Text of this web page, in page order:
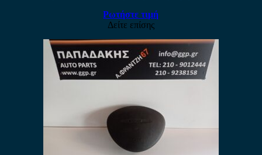
Ρωτήστε τιμή
Δείτε επίσης